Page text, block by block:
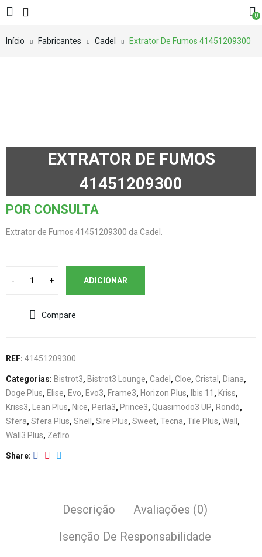
0
Início Fabricantes Cadel Extrator De Fumos 41451209300
EXTRATOR DE FUMOS
41451209300
POR CONSULTA
Extrator de Fumos 41451209300 da Cadel.
ADICIONAR
Compare
REF: 41451209300
Categorias: Bistrot3, Bistrot3 Lounge, Cadel , Cloe, Cristal , Diana,
Doge Plus, Elise, Evo, Evo3, Frame3, Horizon Plus, Ibis 11 , Kriss,
Kriss3, Lean Plus, Nice, Perla3, Prince3, Quasimodo3 UP, Rondó,
Sfera, Sfera Plus, Shell , Sire Plus, Sweet, Tecna, Tile Plus, Wall ,
Wall3 Plus, Zefiro
Share
Descrição
Avaliações (0)
Isenção De Responsabilidade